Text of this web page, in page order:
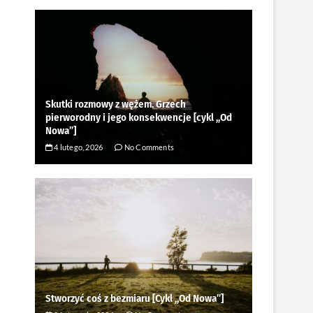
Skutki rozmowy z wężem. Grzech
pierworodny i jego konsekwencje [cykl ,,Od
Nowa”]
4 lutego, 2026 No Comments
Stworzyć coś z bezmiaru [Cykl ,,Od Nowa”]